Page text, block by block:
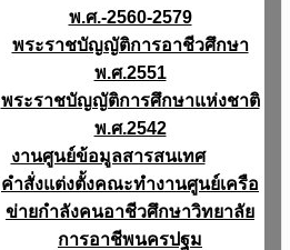
พ.ศ.-2560-2579
พระราชบัญญัติการอาชีวศึกษา
พ.ศ.2551
พระราชบัญญัติการศึกษาแห่งชาติ
พ.ศ.2542
งานศูนย์ข้อมูลสารสนเทศ
คำสั่งแต่งตั้งคณะทำงานศูนย์เครือ
ข่ายกำลังคนอาชีวศึกษาวิทยาลัย
การอาชีพนครปฐม